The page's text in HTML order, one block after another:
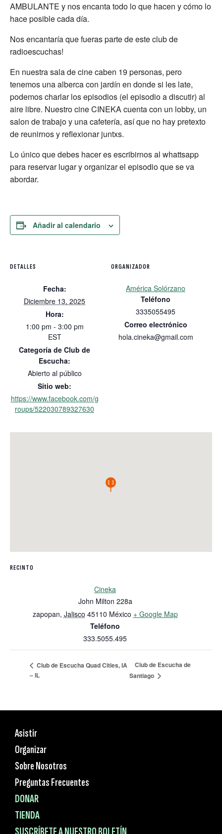
AMBULANTE y nos encanta todo lo que hacen y cómo lo
hace posible cada día.
Nos encantaría que fueras parte de este club de
radioescuchas!
En nuestra sala de cine caben 19 personas, pero
tenemos una alberca con jardín en donde si les late,
podemos charlar los episodios (el episodio a discutir) al
aire libre. Nuestro cine CINEKA cuenta con un lobby, un
salon de trabajo y una cafetería, así que no hay pretexto
de reunirnos y reflexionar juntxs.
Lo único que debes hacer es escribirnos al whattsapp
para reservar lugar y organizar el episodio que se va
abordar.
Añadir al calendario
DETALLES
Fecha:
Diciembre 13, 2025
Hora:
1:00 pm - 3:00 pm
EST
Categoría de Club de
Escucha:
Abierto al público
Sitio web:
https://www.facebook.com/g
roups/522030789327630
ORGANIZADOR
América Solórzano
Teléfono
3335055495
Correo electrónico
hola.cineka@gmail.com
RECINTO
Cineka
John Milton 228a
zapopan, Jalisco 45110 México + Google Map
Teléfono
333.5055.495
Club de Escucha Quad Cities, IA
– IL
Club de Escucha de
Santiago
Asistir
Organizar
Sobre Nosotros
Preguntas Frecuentes
DONAR
TIENDA